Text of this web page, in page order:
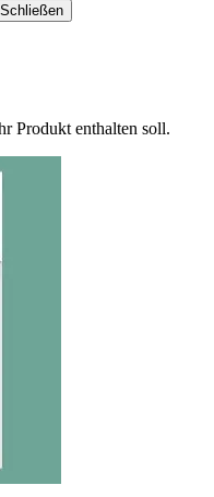
Schließen
Produkt enthalten soll.